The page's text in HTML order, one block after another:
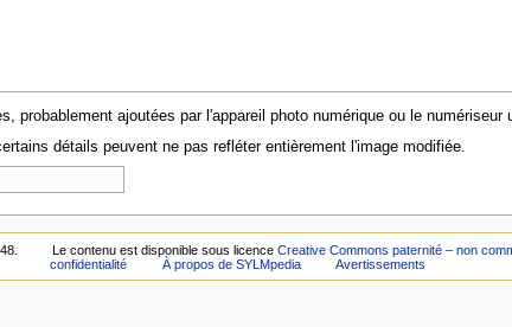
probablement ajoutées par l'appareil photo numérique ou le numériseur
détails peuvent ne pas refléter entièrement l'image modifiée.
Le contenu est disponible sous licenceCreative Commons paternité – non
confidentialité
À propos de SYLMpedia Avertissements